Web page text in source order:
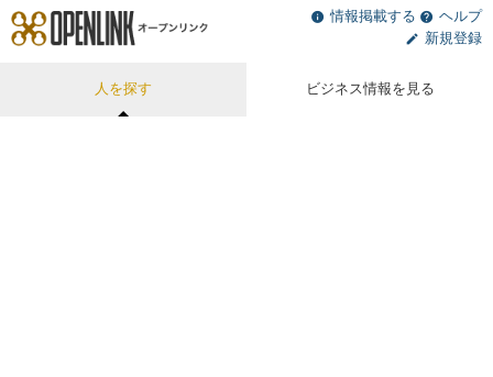
人を探す ビジネス情報を見る
情報掲載する
ヘルプ
新規登録